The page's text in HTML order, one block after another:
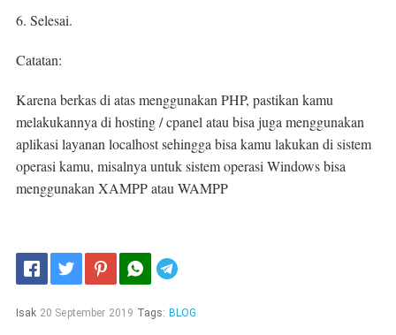
6. Selesai.
Catatan:
Karena berkas di atas menggunakan PHP, pastikan kamu
melakukannya di hosting / cpanel atau bisa juga menggunakan
aplikasi layanan localhost sehingga bisa kamu lakukan di sistem
operasi kamu, misalnya untuk sistem operasi Windows bisa
menggunakan XAMPP atau WAMPP
Isak 20 September 2019 Tags: BLOG